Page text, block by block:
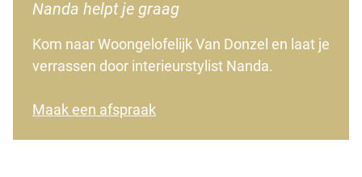
Nanda helpt je graag
Kom naar Woongelofelijk Van Donzel en laat je
verrassen door interieurstylist Nanda.
Maak een afspraak